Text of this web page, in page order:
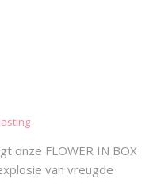
onze FLOWER IN BOX
van vreugde